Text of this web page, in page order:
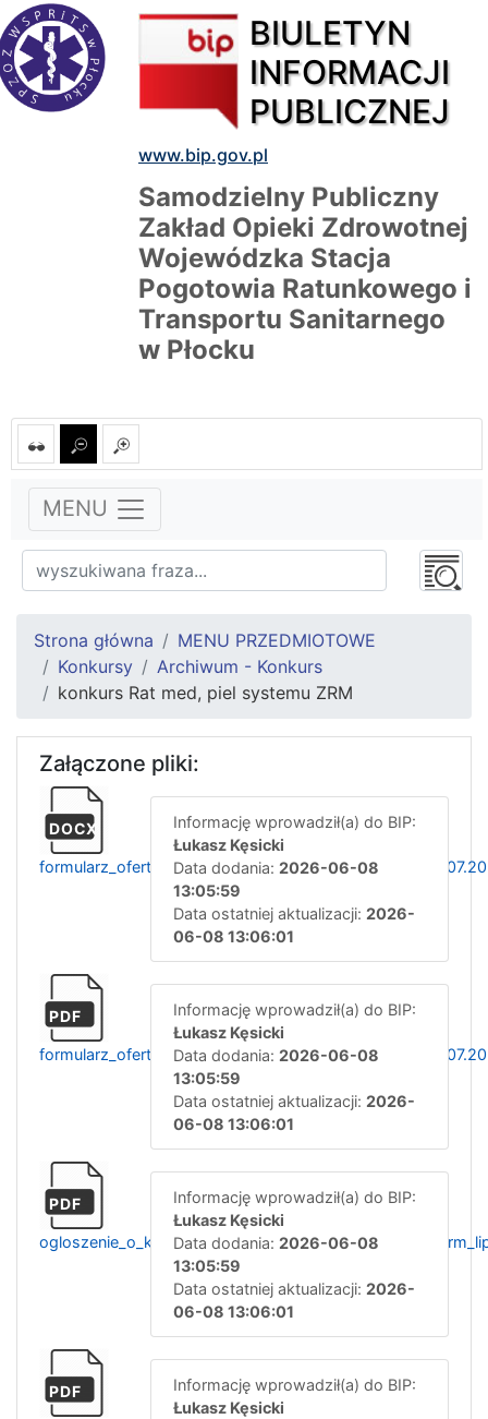
BIULETYN
INFORMACJI
PUBLICZNEJ
www.bip.gov.pl
Samodzielny Publiczny
Zakład Opieki Zdrowotnej
Wojewódzka Stacja
Pogotowia Ratunkowego i
Transportu Sanitarnego
w Płocku
MENU
Strona główna
MENU PRZEDMIOTOWE
Konkursy
Archiwum - Konkurs
konkurs Rat med, piel systemu ZRM
Załączone pliki:
DOCX
Informację wprowadził(a) do BIP:
Łukasz Kęsicki
Data dodania: 2026-06-08
13:05:59
Data ostatniej aktualizacji: 2026-
06-08 13:06:01
PDF
Informację wprowadził(a) do BIP:
Łukasz Kęsicki
Data dodania: 2026-06-08
13:05:59
Data ostatniej aktualizacji: 2026-
06-08 13:06:01
PDF
Informację wprowadził(a) do BIP:
Łukasz Kęsicki
Data dodania: 2026-06-08
13:05:59
Data ostatniej aktualizacji: 2026-
06-08 13:06:01
PDF
Informację wprowadził(a) do BIP:
Łukasz Kęsicki